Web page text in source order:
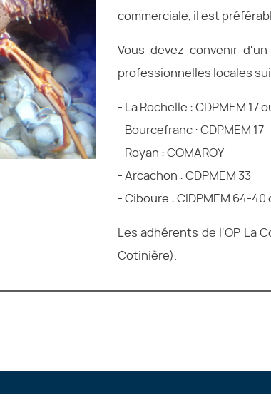
commerciale, il est
Vous devez convenir
professionnelles locales
- La Rochelle : CDPMEM 17
- Bourcefranc : CDPMEM 17
- Royan : COMAROY
- Arcachon : CDPMEM 33
- Ciboure : CIDPMEM 64-40
Les adhérents de l'OP La
Cotinière).